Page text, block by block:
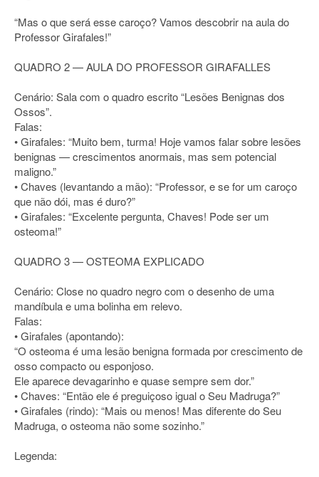
“Mas o que será esse caroço? Vamos descobrir na aula do
Professor Girafales!”
QUADRO 2 — AULA DO PROFESSOR GIRAFALLES
Cenário: Sala com o quadro escrito “Lesões Benignas dos
Ossos”.
Falas:
• Girafales: “Muito bem, turma! Hoje vamos falar sobre lesões
benignas — crescimentos anormais, mas sem potencial
maligno.”
• Chaves (levantando a mão): “Professor, e se for um caroço
que não dói, mas é duro?”
• Girafales: “Excelente pergunta, Chaves! Pode ser um
osteoma!”
QUADRO 3 — OSTEOMA EXPLICADO
Cenário: Close no quadro negro com o desenho de uma
mandíbula e uma bolinha em relevo.
Falas:
• Girafales (apontando):
“O osteoma é uma lesão benigna formada por crescimento de
osso compacto ou esponjoso.
Ele aparece devagarinho e quase sempre sem dor.”
• Chaves: “Então ele é preguiçoso igual o Seu Madruga?”
• Girafales (rindo): “Mais ou menos! Mas diferente do Seu
Madruga, o osteoma não some sozinho.”
Legenda: